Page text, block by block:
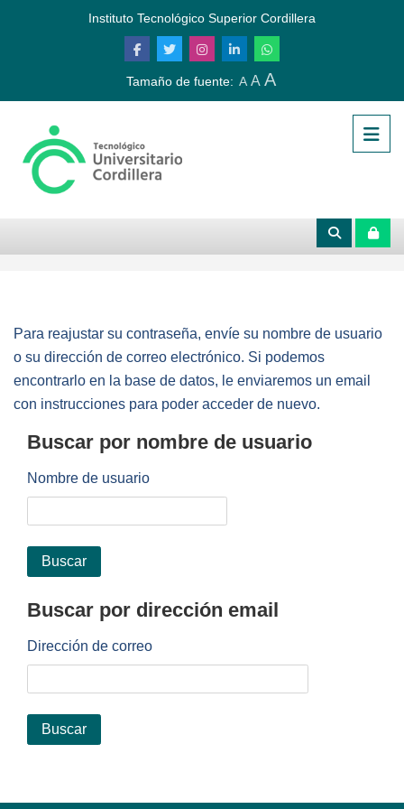
Salta al contenido principal
Instituto Tecnológico Superior Cordillera
Tamaño de fuente: A A A
Para reajustar su contraseña, envíe su nombre de usuario
o su dirección de correo electrónico. Si podemos
encontrarlo en la base de datos, le enviaremos un email
con instrucciones para poder acceder de nuevo.
Buscar por nombre de usuario
Buscar por nombre de usuario
Nombre de usuario
Buscar por dirección email
Buscar por dirección email
Dirección de correo